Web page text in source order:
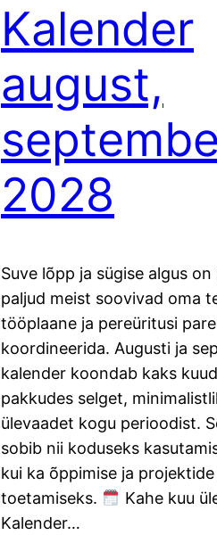
Kalender
august,
2028
Suve lõpp ja sügise algus
paljud meist soovivad oma
tööplaane ja pereüritusi
koordineerida. Augusti ja
kalender koondab kaks
pakkudes selget,
ülevaadet kogu perioodist.
sobib nii koduseks
kui ka õppimise ja
toetamiseks.
Kahe kuu
Kalender…